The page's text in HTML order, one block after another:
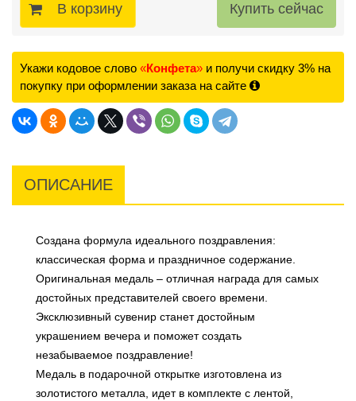
В корзину
Укажи кодовое слово «Конфета» и получи скидку 3% на
покупку при оформлении заказа на сайте
ОПИСАНИЕ
Создана формула идеального поздравления:
классическая форма и праздничное содержание.
Оригинальная медаль – отличная награда для самых
достойных представителей своего времени.
Эксклюзивный сувенир станет достойным
украшением вечера и поможет создать
незабываемое поздравление!
Медаль в подарочной открытке изготовлена из
золотистого металла, идет в комплекте с лентой,